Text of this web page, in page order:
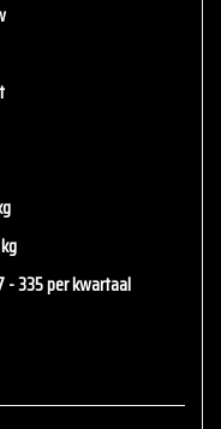
informatie in deze
echter geen rechten
in de advertentie.
controleer altijd
en je beslissing
op met de verkoper
- 335 per kwartaal